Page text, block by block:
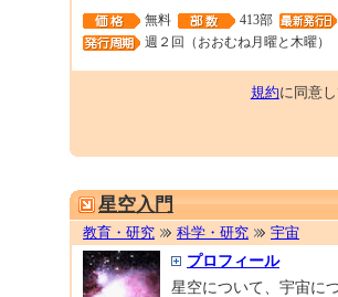
無料 413部
週２回（おおむね月曜と木曜）
規約に同意
星空入門
教育・研究 科学・研究 宇宙
プロフィール
星空について、宇宙に